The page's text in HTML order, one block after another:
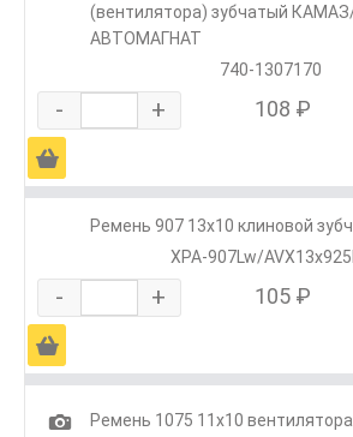
(вентилятора) зубчатый
АВТОМАГНАТ
740-1307170
- + 108 ₽
Ä
Ремень 907 13х10 клиновой
XPA-907Lw/
- + 105 ₽
Ä
1
Ремень 1075 11x10